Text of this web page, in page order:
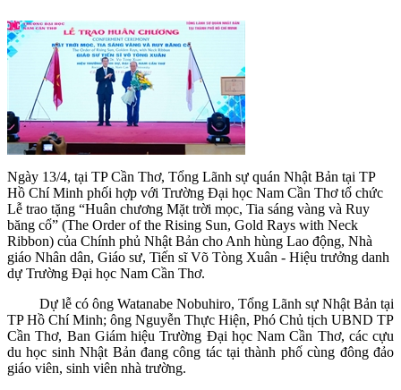
Ngày 13/4, tại TP Cần Thơ, Tổng Lãnh sự quán Nhật Bản tại TP
Hồ Chí Minh phối hợp với Trường Đại học Nam Cần Thơ tổ chức
Lễ trao tặng “Huân chương Mặt trời mọc, Tia sáng vàng và Ruy
băng cổ” (The Order of the Rising Sun, Gold Rays with Neck
Ribbon) của Chính phủ Nhật Bản cho Anh hùng Lao động, Nhà
giáo Nhân dân, Giáo sư, Tiến sĩ Võ Tòng Xuân - Hiệu trưởng danh
dự Trường Đại học Nam Cần Thơ.
Dự lễ có ông Watanabe Nobuhiro, Tổng Lãnh sự Nhật Bản tại
TP Hồ Chí Minh; ông Nguyễn Thực Hiện, Phó Chủ tịch UBND TP
Cần Thơ, Ban Giám hiệu Trường Đại học Nam Cần Thơ, các cựu
du học sinh Nhật Bản đang công tác tại thành phố cùng đông đảo
giáo viên, sinh viên nhà trường.